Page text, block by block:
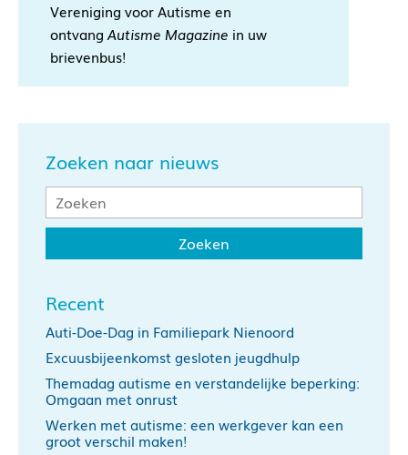
Vereniging voor Autisme en
ontvang Autisme Magazine in uw
brievenbus!
Zoeken naar nieuws
Recent
Auti-Doe-Dag in Familiepark Nienoord
Excuusbijeenkomst gesloten jeugdhulp
Themadag autisme en verstandelijke beperking:
Omgaan met onrust
Werken met autisme: een werkgever kan een
groot verschil maken!